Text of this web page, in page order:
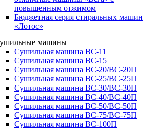
повышенным отжимом
Бюджетная серия стиральных машин
«Лотос»
машины
Сушильная машина ВС-11
Сушильная машина ВС-15
Сушильная машина ВС-20/ВС-20П
Сушильная машина ВС-25/ВС-25П
Сушильная машина ВС-30/ВС-30П
Сушильная машина ВС-40/ВС-40П
Сушильная машина ВС-50/ВС-50П
Сушильная машина ВС-75/ВС-75П
Сушильная машина ВС-100П